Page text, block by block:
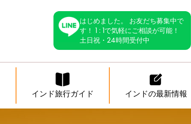
はじめました。 お友だち募集中で
す！ 1 : 1で気軽にご相談が可能！
土日祝・24時間受付中
インド旅行ガイド インドの最新情報